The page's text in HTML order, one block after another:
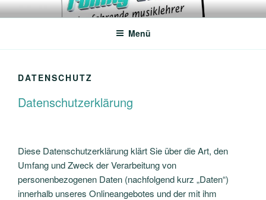
Zum
InhaltROLLING TONES – DER
FAHRENDE MUSIKLEHRER
Unterricht, Coachings, Chor-Arrangements
Menü
DATENSCHUTZ
Datenschutzerklärung
Diese Datenschutzerklärung klärt Sie über die Art, den
Umfang und Zweck der Verarbeitung von
personenbezogenen Daten (nachfolgend kurz „Daten“)
innerhalb unseres Onlineangebotes und der mit ihm